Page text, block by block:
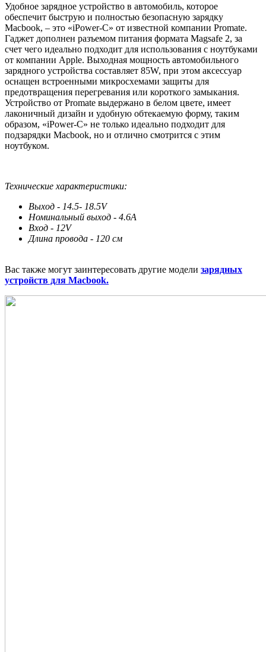
Удобное зарядное устройство в автомобиль, которое
обеспечит быструю и полностью безопасную зарядку
Macbook, – это «iPower-C» от известной компании Promate.
Гаджет дополнен разъемом питания формата Magsafe 2, за
счет чего идеально подходит для использования с ноутбуками
от компании Apple. Выходная мощность автомобильного
зарядного устройства составляет 85W, при этом аксессуар
оснащен встроенными микросхемами защиты для
предотвращения перегревания или короткого замыкания.
Устройство от Promate выдержано в белом цвете, имеет
лаконичный дизайн и удобную обтекаемую форму, таким
образом, «iPower-C» не только идеально подходит для
подзарядки Macbook, но и отлично смотрится с этим
ноутбуком.
Технические характеристики:
Выход - 14.5- 18.5V
Номинальный выход - 4.6A
Вход - 12V
Длина провода - 120 см
Вас также могут заинтересовать другие модели зарядных
устройств для Macbook.